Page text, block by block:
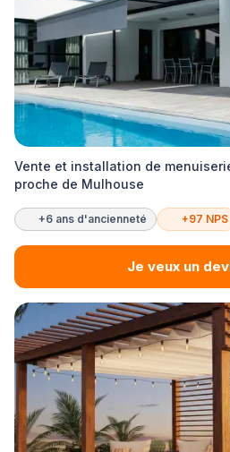
Vente et installation de
proche de Mulhouse
+6 ans d'ancienneté +97 NPS
Je veux un